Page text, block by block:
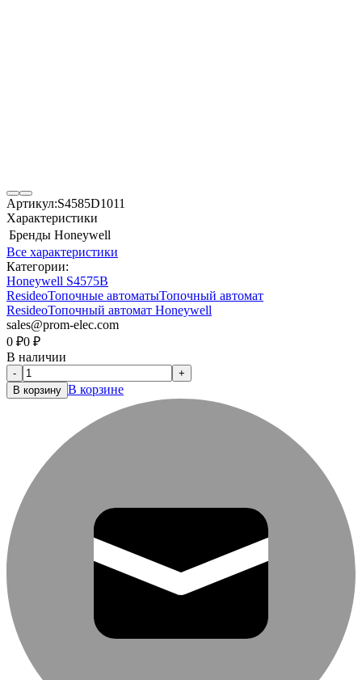
Артикул:S4585D1011
Характеристики
Бренды Honeywell
Все характеристики
Категории:
Honeywell S4575B
ResideoТопочные автоматыТопочный автомат
ResideoТопочный автомат Honeywell
sales@prom-elec.com
0 ₽0 ₽
В наличии
-
+
В корзину В корзине